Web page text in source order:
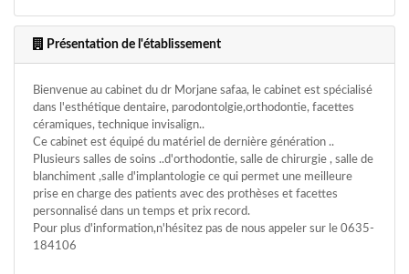
Présentation de l'établissement
Bienvenue au cabinet du dr Morjane safaa, le cabinet est spécialisé
dans l'esthétique dentaire, parodontolgie,orthodontie, facettes
céramiques, technique invisalign..
Ce cabinet est équipé du matériel de dernière génération ..
Plusieurs salles de soins ..d'orthodontie, salle de chirurgie , salle de
blanchiment ,salle d'implantologie ce qui permet une meilleure
prise en charge des patients avec des prothèses et facettes
personnalisé dans un temps et prix record.
Pour plus d'information,n'hésitez pas de nous appeler sur le 0635-
184106